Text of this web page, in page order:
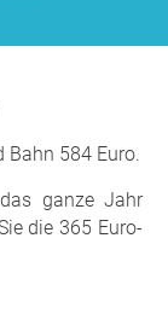
Bahn 584 Euro.
ganze Jahr
die 365 Euro-